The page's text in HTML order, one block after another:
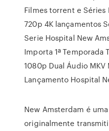
Filmes torrent e Séries
720p 4K lançamentos
Serie Hospital New
Importa 1ª Temporada
1080p Dual Áudio MKV
Lançamento Hospital
New Amsterdam é
originalmente